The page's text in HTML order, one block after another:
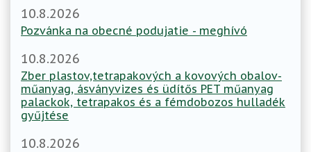
10.8.2026
Pozvánka na obecné podujatie - meghívó
10.8.2026
Zber plastov,tetrapakových a kovových obalov-
műanyag, ásványvizes és üdítős PET műanyag
palackok, tetrapakos és a fémdobozos hulladék
gyűjtése
10.8.2026